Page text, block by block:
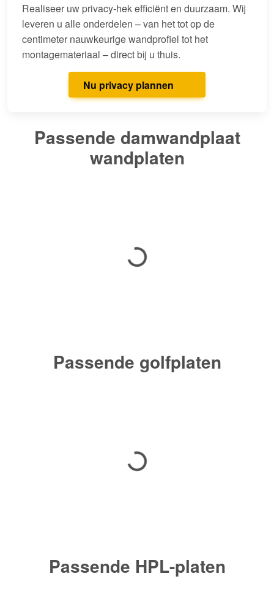
Realiseer uw privacy-hek efficiënt en duurzaam. Wij
leveren u alle onderdelen – van het tot op de
centimeter nauwkeurige wandprofiel tot het
montagemateriaal – direct bij u thuis.
Nu privacy plannen
Passende damwandplaat
wandplaten
Passende golfplaten
Passende HPL-platen